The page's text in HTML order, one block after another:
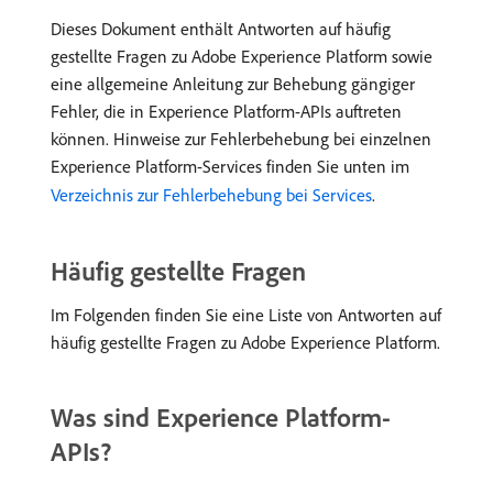
Dieses Dokument enthält Antworten auf häufig
gestellte Fragen zu Adobe Experience Platform sowie
eine allgemeine Anleitung zur Behebung gängiger
Fehler, die in Experience Platform-APIs auftreten
können. Hinweise zur Fehlerbehebung bei einzelnen
Experience Platform-Services finden Sie unten im
Verzeichnis zur Fehlerbehebung bei Services.
Häufig gestellte Fragen
Im Folgenden finden Sie eine Liste von Antworten auf
häufig gestellte Fragen zu Adobe Experience Platform.
Was sind Experience Platform-
APIs?